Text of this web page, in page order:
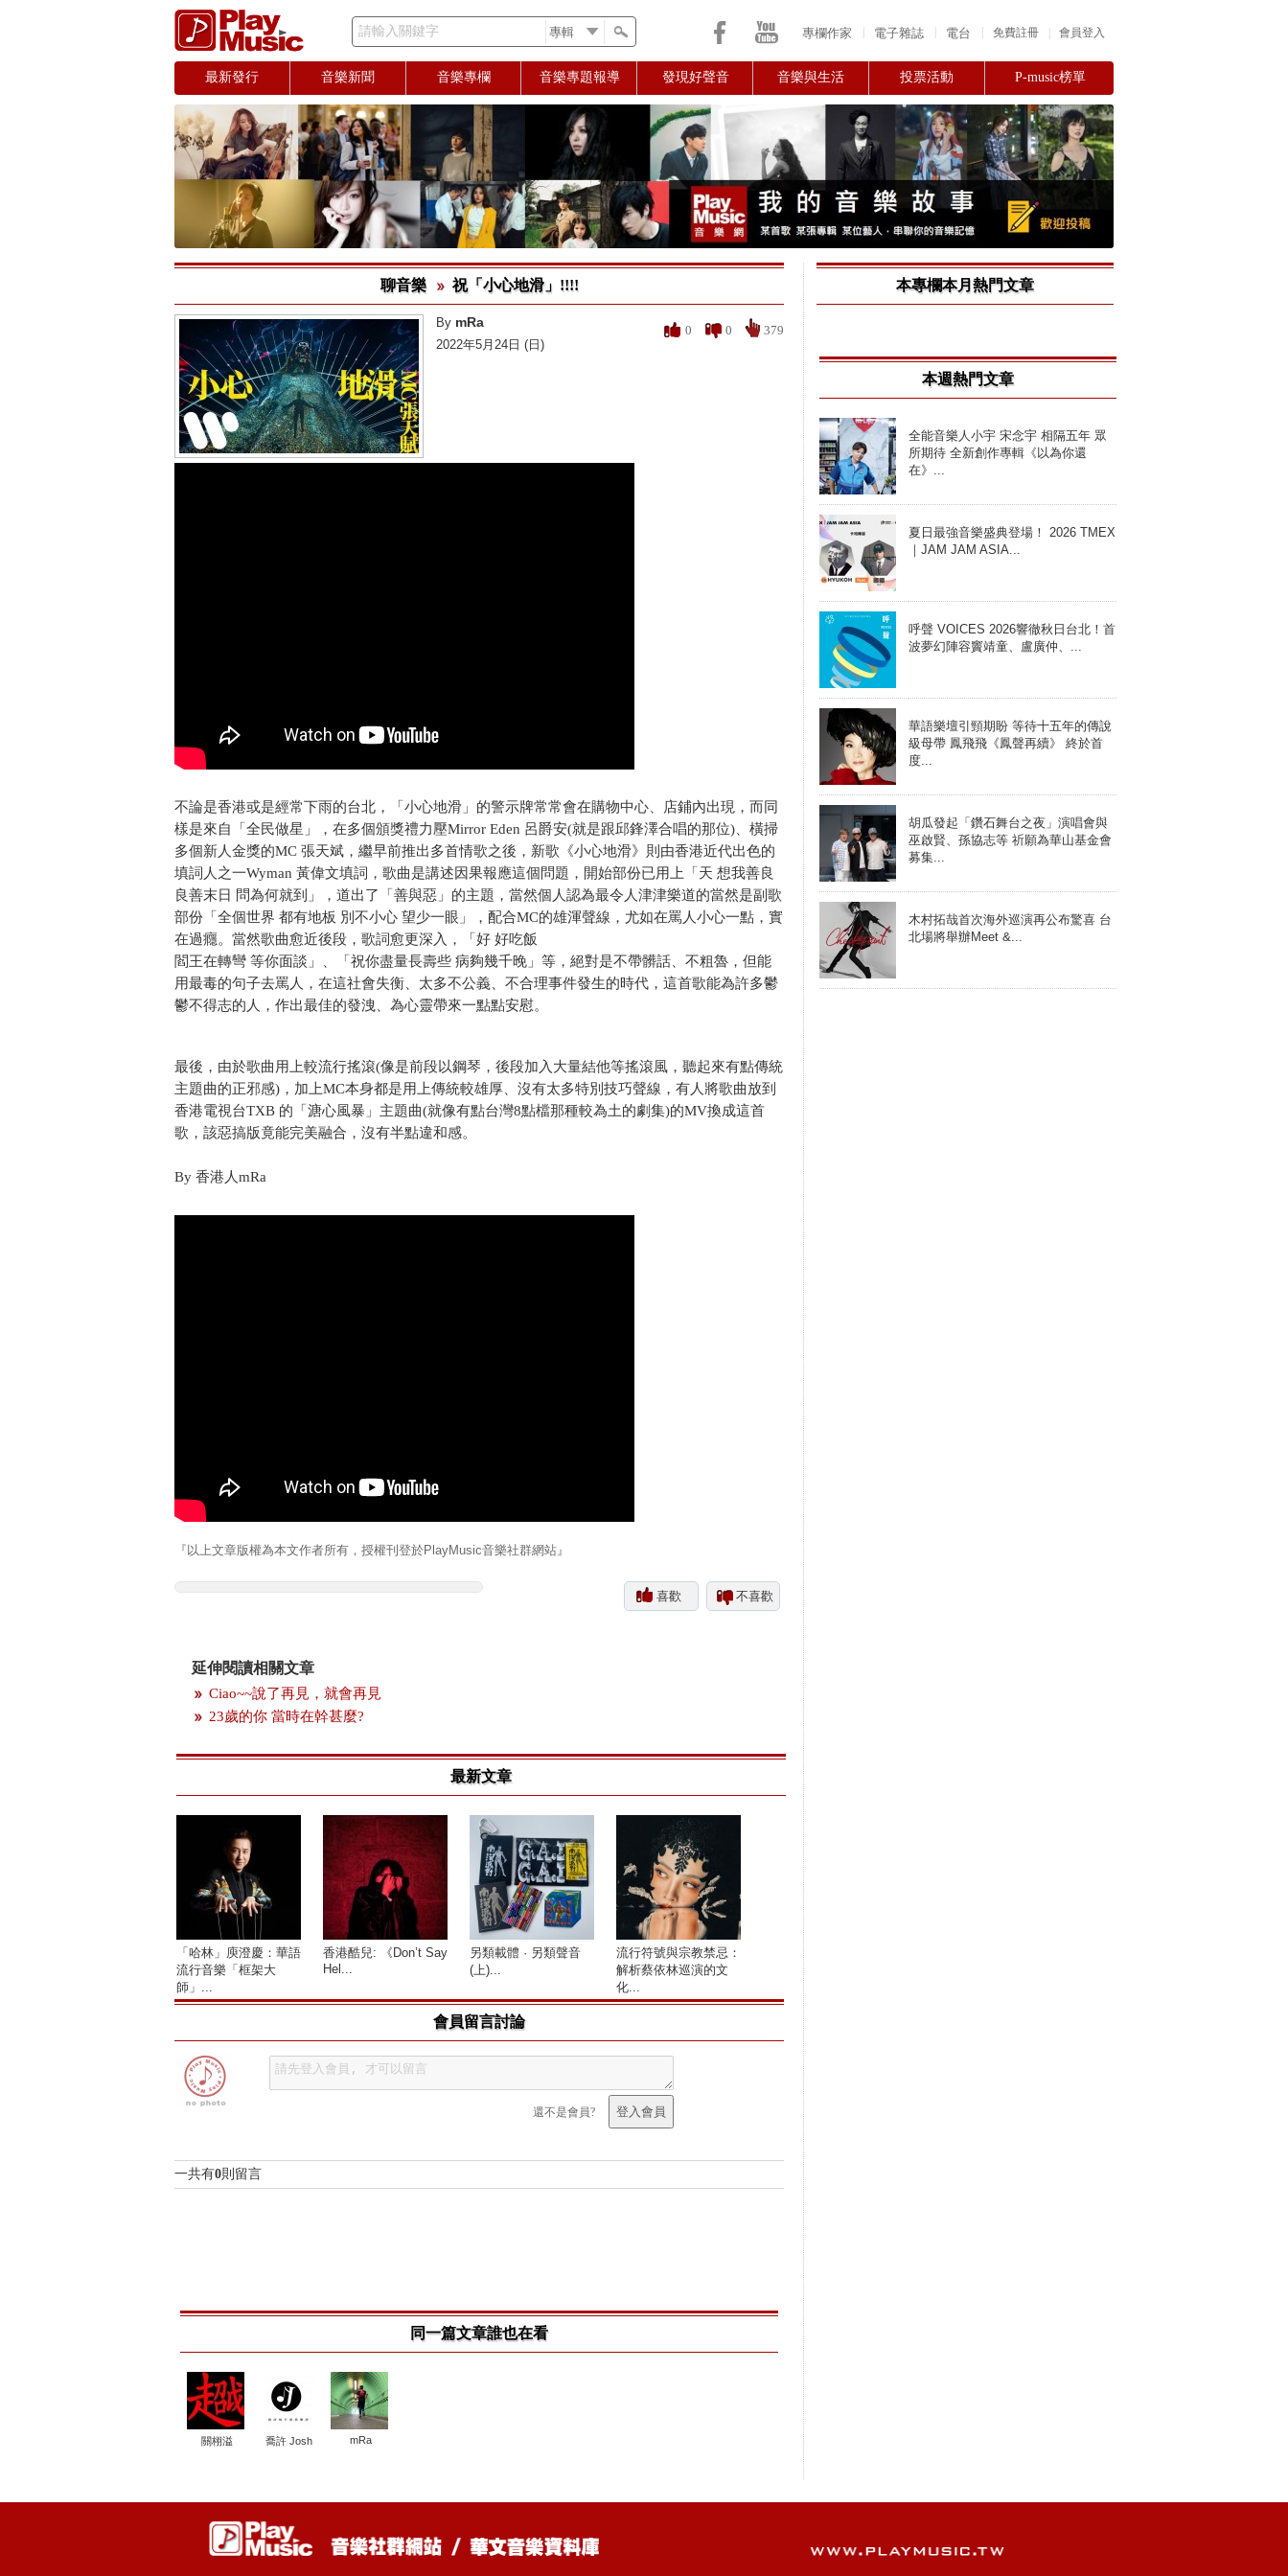
請輸入關鍵字 會員登入
免費註冊
專欄作家 電子雜誌 電台
最新發行 音樂新聞 音樂專欄 音樂專題報導 發現好聲音 音樂與生活 投票活動 P-music榜單
聊音樂 祝「小心地滑」!!!!
0 0 379
By mRa
2022年5月24日 (日)
不論是香港或是經常下雨的台北，「小心地滑」的警示牌常常會在購物中心、店鋪內出現，而同
樣是來自「全民做星」，在多個頒獎禮力壓Mirror Eden 呂爵安(就是跟邱鋒澤合唱的那位)、橫掃
多個新人金獎的MC 張天斌，繼早前推出多首情歌之後，新歌《小心地滑》則由香港近代出色的
填詞人之一Wyman 黃偉文填詞，歌曲是講述因果報應這個問題，開始部份已用上「天 想我善良
良善末日 問為何就到」，道出了「善與惡」的主題，當然個人認為最令人津津樂道的當然是副歌
部份「全個世界 都有地板 別不小心 望少一眼」，配合MC的雄渾聲線，尤如在罵人小心一點，實
在過癮。當然歌曲愈近後段，歌詞愈更深入，「好 好吃飯
閻王在轉彎 等你面談」、「祝你盡量長壽些 病夠幾千晚」等，絕對是不帶髒話、不粗魯，但能
用最毒的句子去罵人，在這社會失衡、太多不公義、不合理事件發生的時代，這首歌能為許多鬱
鬱不得志的人，作出最佳的發洩、為心靈帶來一點點安慰。
最後，由於歌曲用上較流行搖滾(像是前段以鋼琴，後段加入大量結他等搖滾風，聽起來有點傳統
主題曲的正邪感)，加上MC本身都是用上傳統較雄厚、沒有太多特別技巧聲線，有人將歌曲放到
香港電視台TXB 的「溏心風暴」主題曲(就像有點台灣8點檔那種較為土的劇集)的MV換成這首
歌，該惡搞版竟能完美融合，沒有半點違和感。
By 香港人mRa
『以上文章版權為本文作者所有，授權刊登於PlayMusic音樂社群網站』
喜歡 不喜歡
延伸閱讀相關文章
Ciao~~說了再見，就會再見
23歲的你 當時在幹甚麼?
最新文章
「哈林」庾澄慶：華語
流行音樂「框架大
師」...
香港酷兒: 《Don’t Say
Hel...
另類載體 · 另類聲音
(上)...
流行符號與宗教禁忌：
解析蔡依林巡演的文
化...
會員留言討論
還不是會員?
一共有0則留言
同一篇文章誰也在看
關栩溢 喬許 Josh mRa
本專欄本月熱門文章
本週熱門文章
全能音樂人小宇 宋念宇 相隔五年 眾
所期待 全新創作專輯《以為你還
在》...
夏日最強音樂盛典登場！ 2026 TMEX
｜JAM JAM ASIA...
呼聲 VOICES 2026響徹秋日台北！首
波夢幻陣容竇靖童、盧廣仲、...
華語樂壇引頸期盼 等待十五年的傳說
級母帶 鳳飛飛《鳳聲再續》 終於首
度...
胡瓜發起「鑽石舞台之夜」演唱會與
巫啟賢、孫協志等 祈願為華山基金會
募集...
木村拓哉首次海外巡演再公布驚喜 台
北場將舉辦Meet &...